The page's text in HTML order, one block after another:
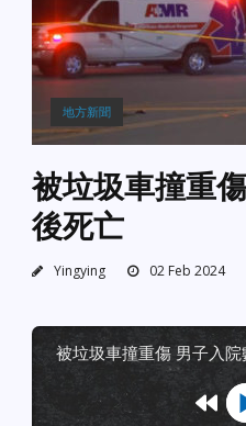
地方新聞
被垃圾車撞重
後死亡
Yingying 02 Feb 2024
被垃圾車撞重傷 男子入